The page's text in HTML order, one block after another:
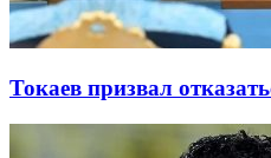
Токаев призвал